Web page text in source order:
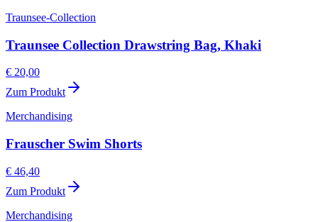
Traunsee-Collection
Traunsee Collection Drawstring Bag, Khaki
€ 20,00
Zum Produkt
Merchandising
Frauscher Swim Shorts
€ 46,40
Zum Produkt
Merchandising